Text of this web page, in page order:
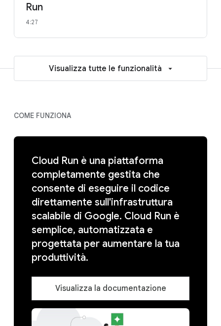
Run
4:27
Visualizza tutte le funzionalità
COME FUNZIONA
Cloud Run è una piattaforma
completamente gestita che
consente di eseguire il codice
direttamente sull'infrastruttura
scalabile di Google. Cloud Run è
semplice, automatizzata e
progettata per aumentare la tua
produttività.
Visualizza la documentazione